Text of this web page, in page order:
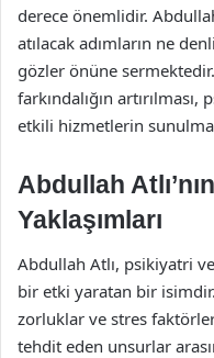
derece önemlidir.
atılacak adımların ne
gözler önüne
farkındalığın
etkili hizmetlerin
Abdullah
Yaklaşımları
Abdullah Atlı, psikiyatri
bir etki yaratan bir
zorluklar ve stres
tehdit eden unsurlar